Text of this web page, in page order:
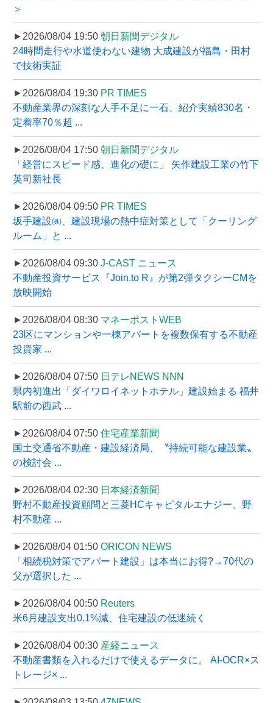
＞
►2026/08/04 19:50 朝日新聞デジタル
24時間走行や水道使わない建物 大成建設が福島・田村
で技術実証
►2026/08/04 19:30 PR TIMES
不動産業界の深刻な人手不足に一石、紹介実績830名・
定着率70％超 ...
►2026/08/04 17:50 朝日新聞デジタル
「経営にスピード感、進化の礎に」 矢作建設工業の竹下
英司新社長
►2026/08/04 09:50 PR TIMES
坂手建設㈱、建設現場の熱中症対策として「クーリング
ルーム」と ...
►2026/08/04 09:30 J-CAST ニュース
不動産投資サービス『Join.to R』が第2弾タクシーCMを
放映開始
►2026/08/04 08:30 マネーポストWEB
23区にマンションや一棟アパートを複数保有する不動産
投資家 ...
►2026/08/04 07:50 日テレNEWS NNN
県内初進出「ダイワロイネットホテル」建設始まる 福井
駅前の西武 ...
►2026/08/04 07:50 住宅産業新聞
国土交通省不動産・建設経済局、〝持続可能な建設業〟
の検討会 ...
►2026/08/04 02:30 日本経済新聞
野村不動産投資顧問と三菱HCキャピタルエナジー、野
村不動産 ...
►2026/08/04 01:50 ORICON NEWS
「相続税対策でアパート建設」は本当にお得?→70代の
父が選択した ...
►2026/08/04 00:50 Reuters
米6月建設支出0.1%減、住宅建設の低迷続く
►2026/08/04 00:30 産経ニュース
不動産書類を入れるだけで使えるデータに。 AI-OCR×ス
トレージ× ...